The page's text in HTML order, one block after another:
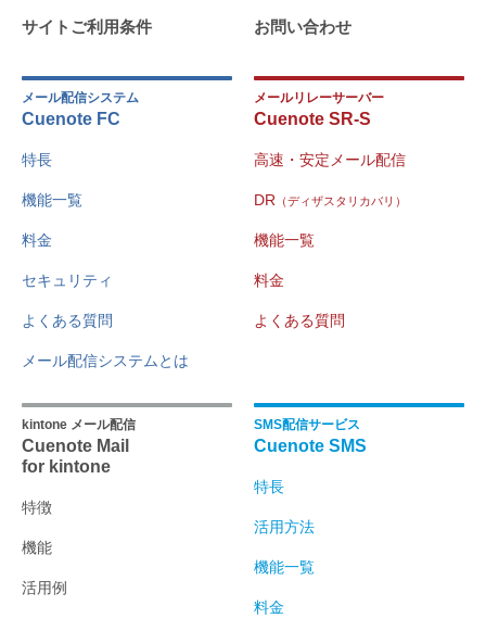
サイトご利用条件 お問い合わせ
メール配信システム
Cuenote FC
特長
機能一覧
料金
セキュリティ
よくある質問
メール配信システムとは
メールリレーサーバー
Cuenote SR-S
高速・安定メール配信
DR （ディザスタリカバリ）
機能一覧
料金
よくある質問
kintone メール配信
Cuenote Mail
for kintone
特徴
機能
活用例
SMS配信サービス
Cuenote SMS
特長
活用方法
機能一覧
料金